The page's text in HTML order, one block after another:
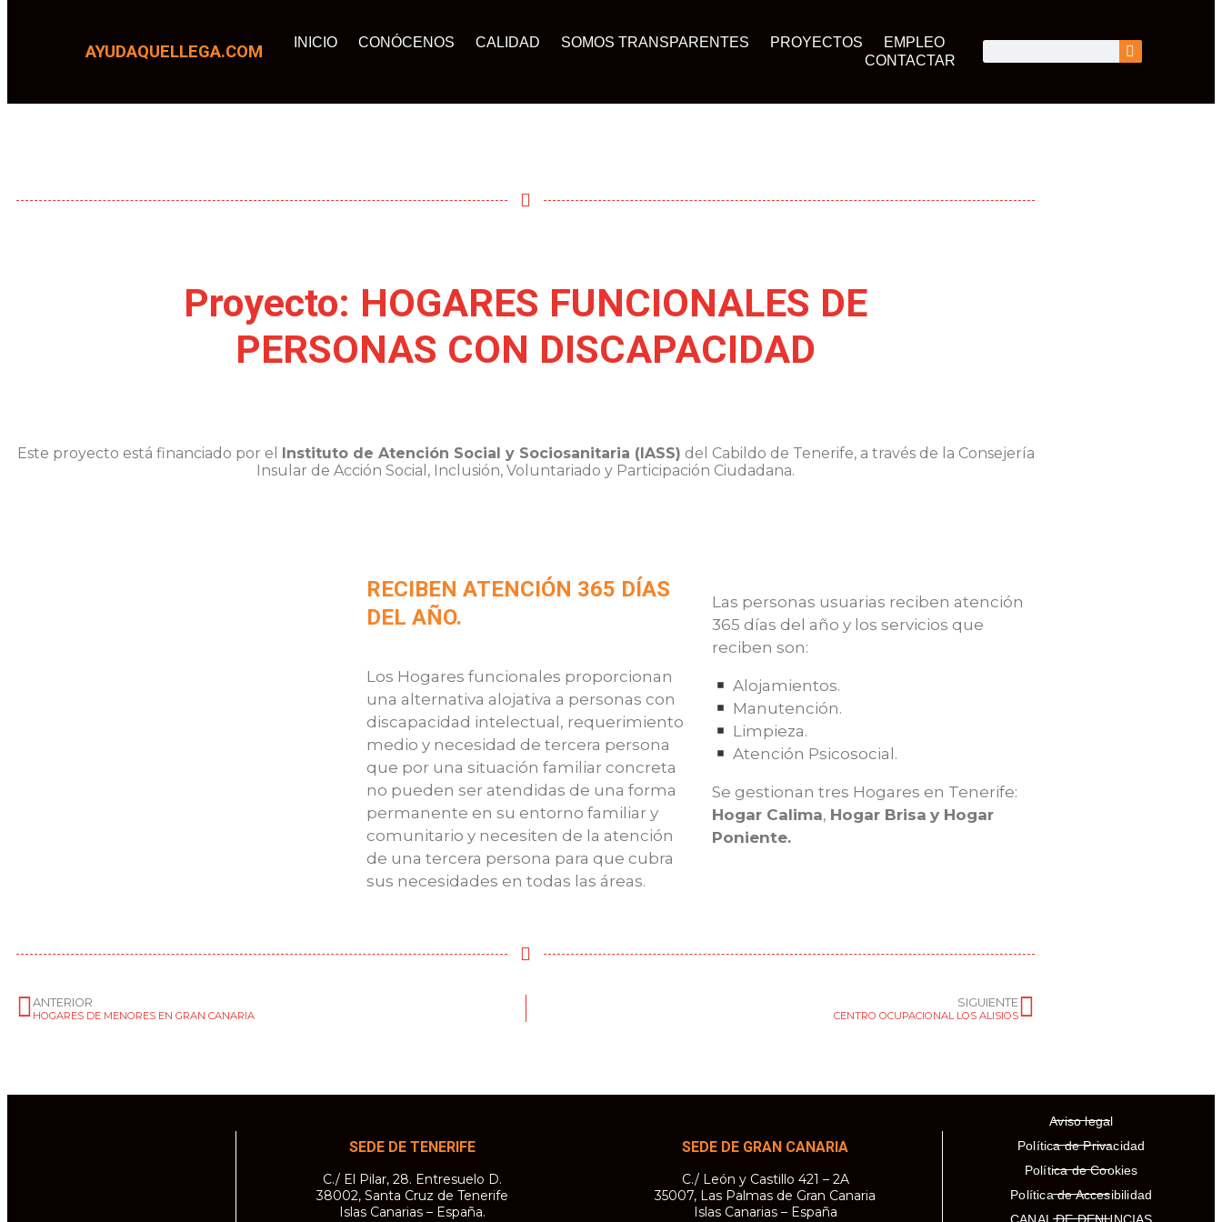
AYUDAQUELLEGA.COM INICIO CONÓCENOS CALIDAD SOMOS TRANSPARENTES PROYECTOS
EMPLEO
CONTACTAR
Proyecto: HOGARES FUNCIONALES DE
PERSONAS CON DISCAPACIDAD
Este proyecto está financiado por el Instituto de Atención Social y Sociosanitaria (IASS) del Cabildo de Tenerife, a través de la Consejería
Insular de Acción Social, Inclusión, Voluntariado y Participación Ciudadana.
RECIBEN ATENCIÓN 365 DÍAS
DEL AÑO.
Los Hogares funcionales proporcionan
una alternativa alojativa a personas con
discapacidad intelectual, requerimiento
medio y necesidad de tercera persona
que por una situación familiar concreta
no pueden ser atendidas de una forma
permanente en su entorno familiar y
comunitario y necesiten de la atención
de una tercera persona para que cubra
sus necesidades en todas las áreas.
Las personas usuarias reciben atención
365 días del año y los servicios que
reciben son:
Alojamientos.
Manutención.
Limpieza.
Atención Psicosocial.
Se gestionan tres Hogares en Tenerife:
Hogar Calima, Hogar Brisa y Hogar
Poniente.
ANTERIOR
HOGARES DE MENORES EN GRAN CANARIA
SIGUIENTE
CENTRO OCUPACIONAL LOS ALISIOS
SEDE DE TENERIFE
C./ El Pilar, 28. Entresuelo D.
38002, Santa Cruz de Tenerife
Islas Canarias – España.
SEDE DE GRAN CANARIA
C./ León y Castillo 421 – 2A
35007, Las Palmas de Gran Canaria
Islas Canarias – España
Aviso legal
Política de Privacidad
Política de Cookies
Política de Accesibilidad